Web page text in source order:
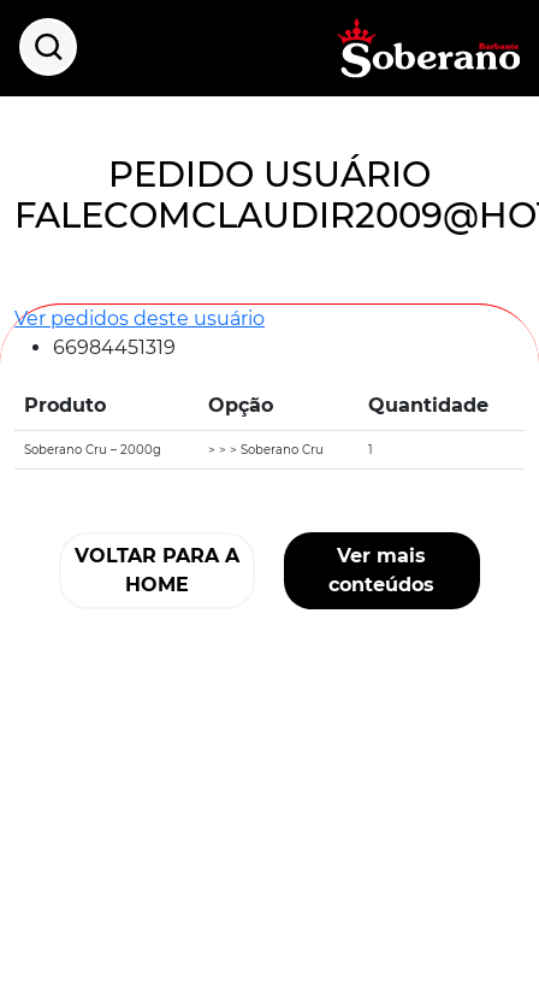
PEDIDO USUÁRIO
Ver pedidos deste usuário
66984451319
Produto Opção Quantidade
Soberano Cru – 2000g > > > Soberano Cru 1
VOLTAR PARA A
HOME
Ver mais
conteúdos